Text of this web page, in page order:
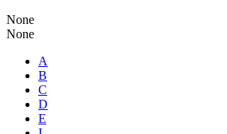
None
None
A
B
C
D
E